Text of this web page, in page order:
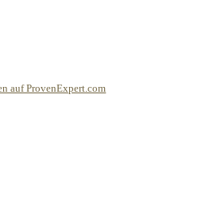
auf ProvenExpert.com